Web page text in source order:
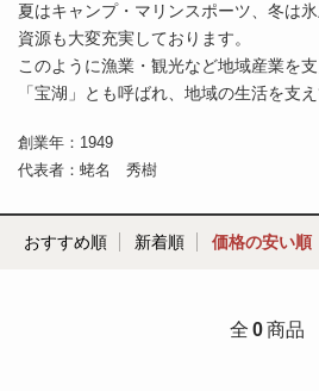
夏はキャンプ・マリンスポーツ、冬は
資源も大変充実しております。
このように漁業・観光など地域産業を
「宝湖」とも呼ばれ、地域の生活を支え
創業年：1949
代表者：蛯名 秀樹
おすすめ順 新着順 価格の安い順
全 0 商品